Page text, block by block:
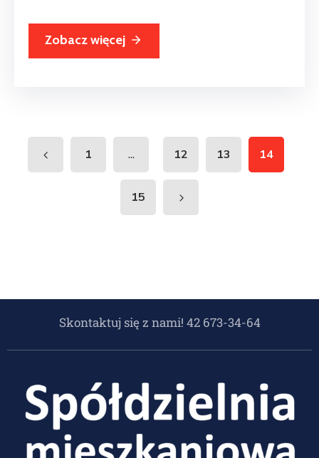
Zobacz więcej
1 ... 12 13 14
15
Skontaktuj się z nami! 42 673-34-64